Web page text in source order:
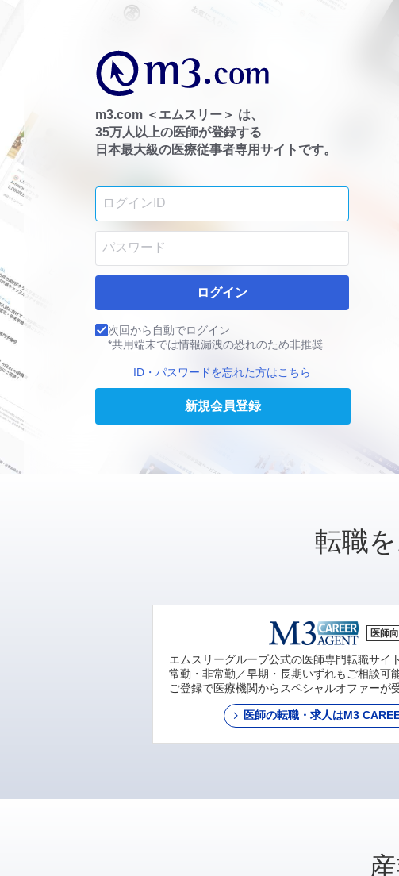
m3.com ＜エムスリー＞ は、
35万人以上の医師が登録する
日本最大級の医療従事者専用サイトです。
ログイン
次回から自動でログイン
*共用端末では情報漏洩の恐れのため非推奨
ID・パスワードを忘れた方はこちら
新規会員登録
転職
医師
エムスリーグループ公式の医師専門転職サイト
常勤・非常勤／早期・長期いずれもご相談可能
ご登録で医療機関からスペシャルオファーが
医師の転職・求人はM3